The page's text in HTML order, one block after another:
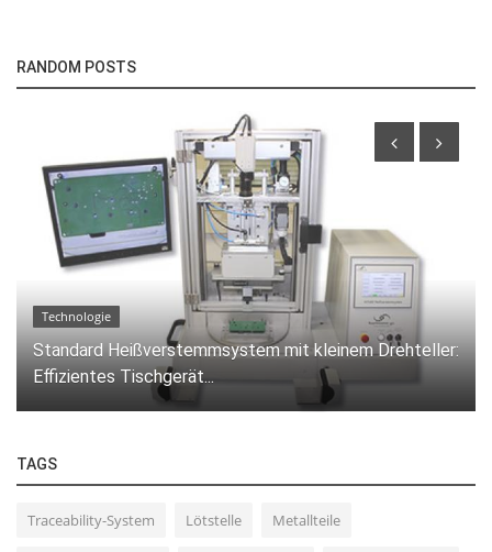
RANDOM POSTS
Technologie
Standard Heißverstemmsystem mit kleinem Drehteller:
Effizientes Tischgerät...
TAGS
Traceability-System Lötstelle Metallteile